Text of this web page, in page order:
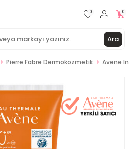
Ara
0 0
Pierre Fabre Dermokozmetik Avene